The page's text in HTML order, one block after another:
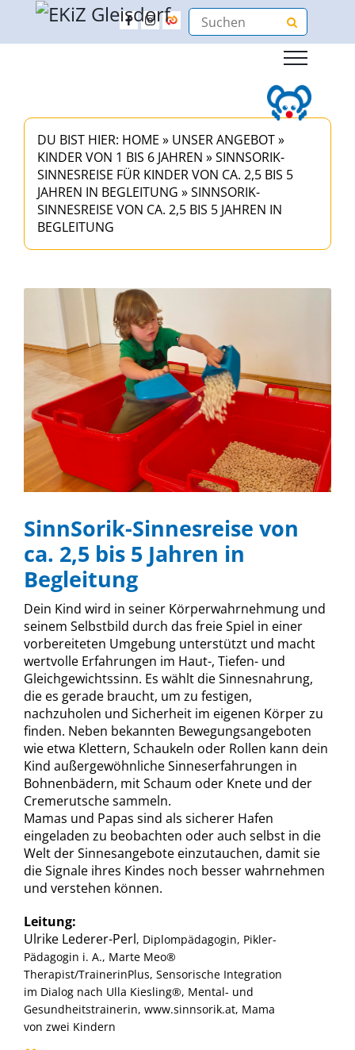
DU BIST HIER: HOME » UNSER ANGEBOT»
KINDER VON 1 BIS 6 JAHREN »SINNSORIK-
SINNESREISE FÜR KINDER VON CA. 2,5 BIS 5
JAHREN IN BEGLEITUNG »SINNSORIK-
SINNESREISE VON CA. 2,5 BIS 5 JAHREN IN
BEGLEITUNG
SinnSorik-Sinnesreise von
ca. 2,5 bis 5 Jahren in
Begleitung
Dein Kind wird in seiner Körperwahrnehmung und
seinem Selbstbild durch das freie Spiel in einer
vorbereiteten Umgebung unterstützt und macht
wertvolle Erfahrungen im Haut-, Tiefen- und
Gleichgewichtssinn. Es wählt die Sinnesnahrung,
die es gerade braucht, um zu festigen,
nachzuholen und Sicherheit im eigenen Körper zu
finden. Neben bekannten Bewegungsangeboten
wie etwa Klettern, Schaukeln oder Rollen kann dein
Kind außergewöhnliche Sinneserfahrungen in
Bohnenbädern, mit Schaum oder Knete und der
Cremerutsche sammeln.
Mamas und Papas sind als sicherer Hafen
eingeladen zu beobachten oder auch selbst in die
Welt der Sinnesangebote einzutauchen, damit sie
die Signale ihres Kindes noch besser wahrnehmen
und verstehen können.
Leitung:
Ulrike Lederer-Perl, Diplompädagogin, Pikler-
Pädagogin i. A., Marte Meo®
Therapist/TrainerinPlus, Sensorische Integration
im Dialog nach Ulla Kiesling®, Mental- und
Gesundheitstrainerin, www.sinnsorik.at, Mama
von zwei Kindern